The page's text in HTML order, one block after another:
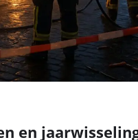
en